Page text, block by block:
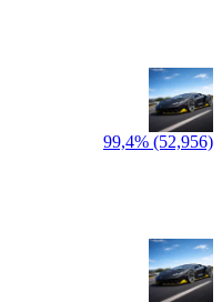
99,4% (52,956)